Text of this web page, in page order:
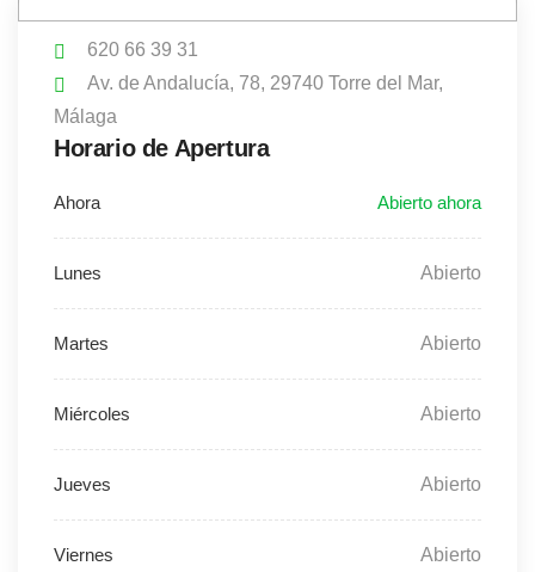
620 66 39 31
Av. de Andalucía, 78, 29740 Torre del Mar,
Málaga
Horario de Apertura
Abierto
Abierto
Abierto
Abierto
Abierto